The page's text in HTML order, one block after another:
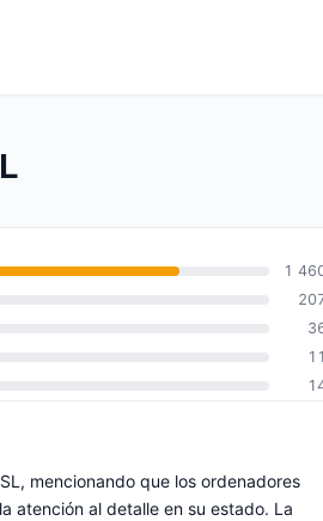
1
11
mencionando que los ordenadores
atención al detalle en su estado. La